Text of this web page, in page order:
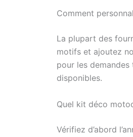
Comment
La plupart des
motifs et ajoutez
pour les
disponibles.
Quel kit déco
Vérifiez d’abord